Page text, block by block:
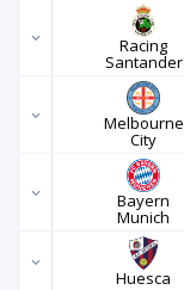
Racing
Santander
Melbourne
City
Bayern
Munich
Huesca